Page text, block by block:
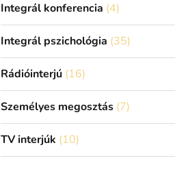
Integrál konferencia (4)
Integrál pszichológia (35)
Rádióinterjú(16)
Személyes megosztás(7)
TV interjúk (10)